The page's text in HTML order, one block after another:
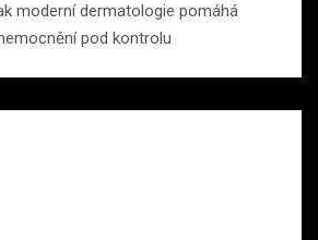
moderní dermatologie pomáhá
pod kontrolu